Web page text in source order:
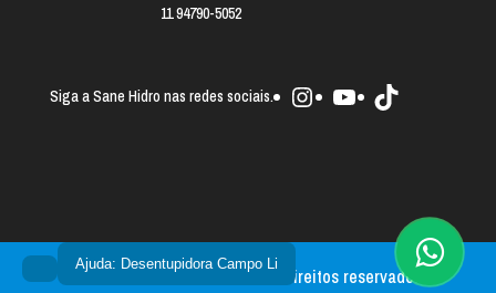
Ajuda: Desentupidora Campo Li
11 94790-5052
Siga a Sane Hidro nas redes sociais. Instagram
YoutubeTikTok
Sane Hidro 2025 © - Todos os direitos reservados.